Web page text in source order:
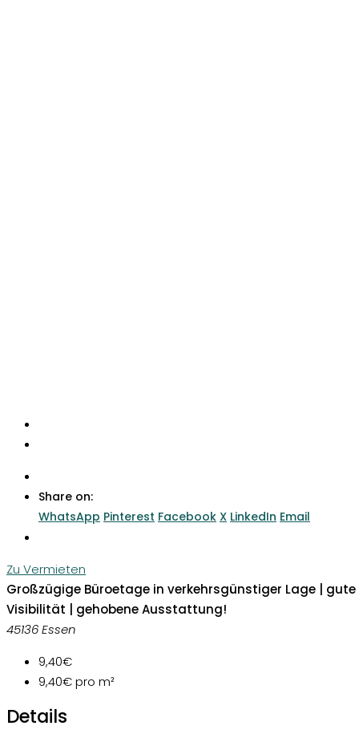
Share on:
WhatsApp Pinterest Facebook X LinkedIn Email
Zu Vermieten
Großzügige Büroetage in verkehrsgünstiger Lage | gute
Visibilität | gehobene Ausstattung!
45136 Essen
9,40€
9,40€pro m²
Details